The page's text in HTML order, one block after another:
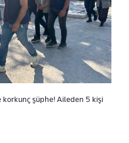
korkunç şüphe! Aileden 5 kişi